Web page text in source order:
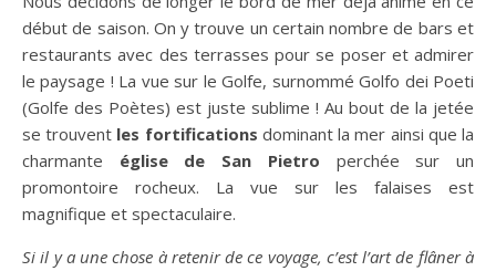
début de saison. On y trouve un certain nombre de bars et
restaurants avec des terrasses pour se poser et admirer
le paysage ! La vue sur le Golfe, surnommé Golfo dei Poeti
(Golfe des Poètes) est juste sublime ! Au bout de la jetée
se trouvent les fortifications dominant la mer ainsi que la
charmante église de San Pietro perchée sur un
promontoire rocheux. La vue sur les falaises est
magnifique et spectaculaire.
Si il y a une chose à retenir de ce voyage, c’est l’art de flâner à